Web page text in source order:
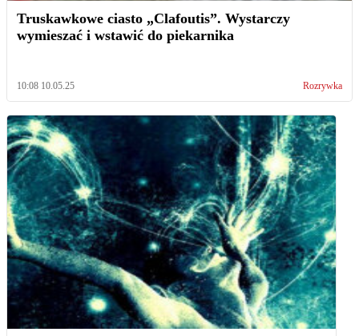
Truskawkowe ciasto „Clafoutis”. Wystarczy
wymieszać i wstawić do piekarnika
10:08 10.05.25 Rozrywka